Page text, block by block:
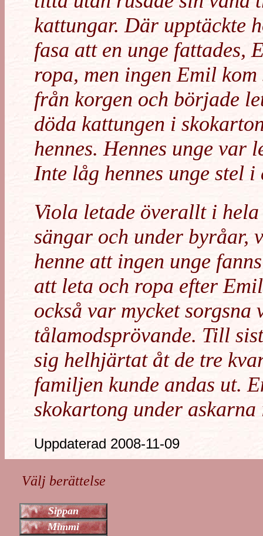
kattungar. Där upptäckte
fasa att en unge
ropa, men ingen Emil
från korgen och började
döda kattungen i
hennes. Hennes unge var
Inte låg hennes unge stel
Viola letade överallt i
sängar och under byråar,
henne att ingen unge
att leta och ropa efter
också var mycket sorgsna
tålamodsprövande. Till
sig helhjärtat åt de tre
familjen kunde andas ut.
skokartong under
Uppdaterad 2008-11-09
Välj berättelse